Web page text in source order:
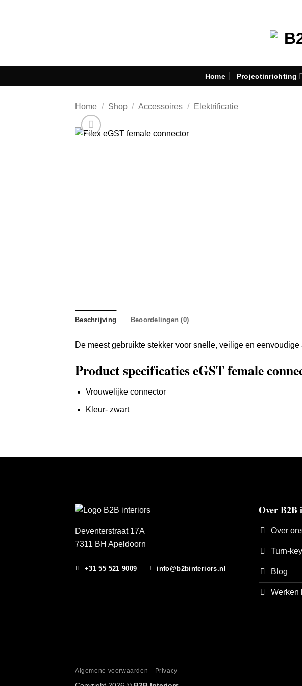
Home Projectinrichting
Home / Shop / Accessoires / Elektrificatie
Beschrijving Beoordelingen (0)
De meest gebruikte stekker voor snelle, veilige en
Product specificaties eGST female
Vrouwelijke connector
Kleur- zwart
Deventerstraat 17A
7311 BH Apeldoorn
+31 55 521 9009 info@b2binteriors.nl
Over B2B
Over
Turn-
Blog
Werken
Algemene voorwaarden Privacy